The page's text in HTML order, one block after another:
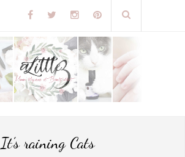
It’s raining Cats